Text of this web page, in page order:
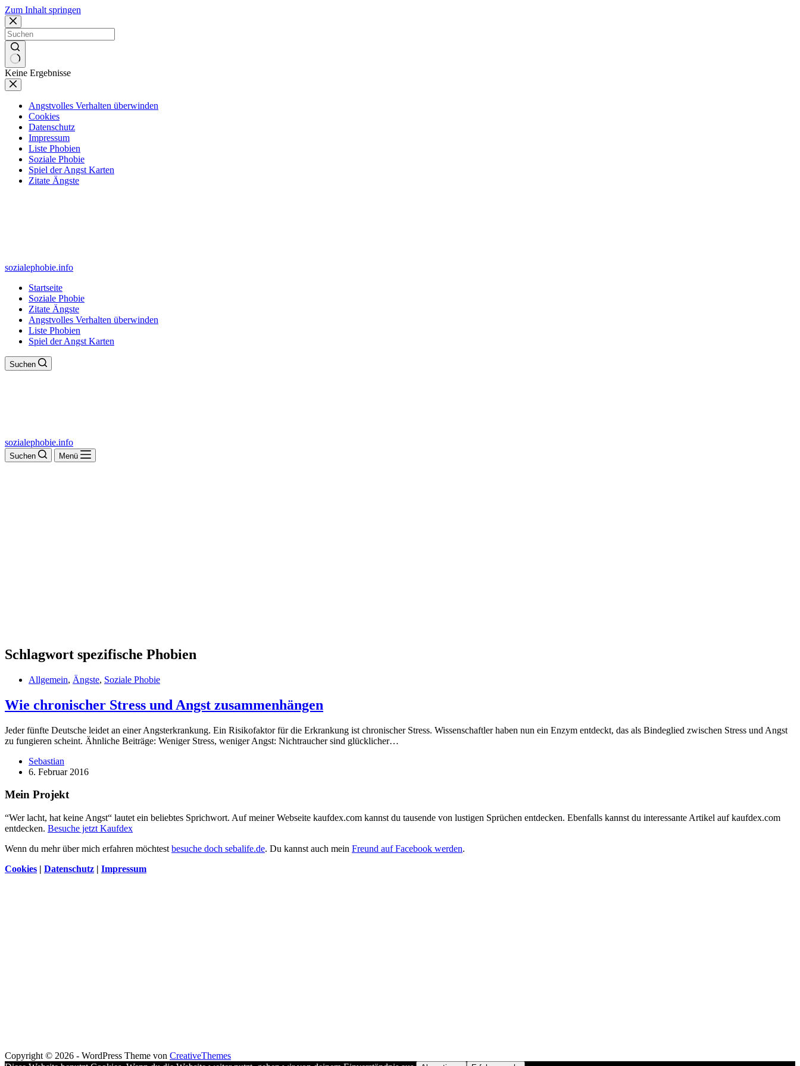
Zum Inhalt springen
Keine Ergebnisse
Angstvolles Verhalten überwinden
Cookies
Datenschutz
Impressum
Liste Phobien
Soziale Phobie
Spiel der Angst Karten
Zitate Ängste
sozialephobie.info
Startseite
Soziale Phobie
Zitate Ängste
Angstvolles Verhalten überwinden
Liste Phobien
Spiel der Angst Karten
Suchen
sozialephobie.info
Suchen Menü
Schlagwort spezifische Phobien
Allgemein, Ängste, Soziale Phobie
Wie chronischer Stress und Angst zusammenhängen
Jeder fünfte Deutsche leidet an einer Angsterkrankung. Ein Risikofaktor für die Erkrankung ist chronischer Stress. Wissenschaftler haben nun ein Enzym entdeckt, das als Bindeglied zwischen Stress und Angst
zu fungieren scheint. Ähnliche Beiträge: Weniger Stress, weniger Angst: Nichtraucher sind glücklicher…
Sebastian
6. Februar 2016
Mein Projekt
“Wer lacht, hat keine Angst“ lautet ein beliebtes Sprichwort. Auf meiner Webseite kaufdex.com kannst du tausende von lustigen Sprüchen entdecken. Ebenfalls kannst du interessante Artikel auf kaufdex.com
entdecken. Besuche jetzt Kaufdex
Wenn du mehr über mich erfahren möchtest besuche doch sebalife.de. Du kannst auch mein Freund auf Facebook werden.
Cookies | Datenschutz | Impressum
Copyright © 2026 - WordPress Theme von CreativeThemes